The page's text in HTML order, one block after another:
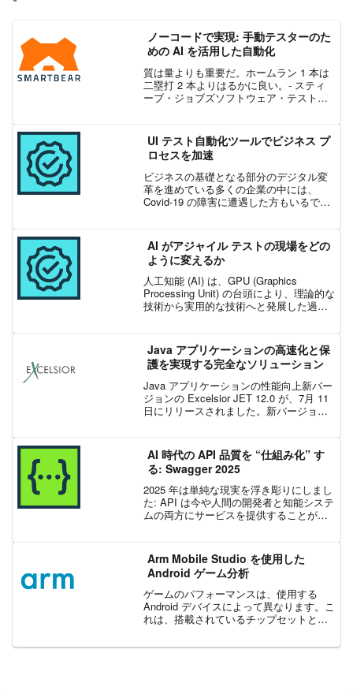
ノーコードで実現: 手動テスターのた
めの AI を活用した自動化
質は量よりも重要だ。ホームラン 1 本は
二塁打 2 本よりはるかに良い。- スティ
ーブ・ジョブズソフトウェア・テストの
ソースと厳しい締め切りの中で、高品質
な結果を出さな...
UI テスト自動化ツールでビジネス プ
ロセスを加速
ビジネスの基礎となる部分のデジタル変
革を進めている多くの企業の中には、
Covid-19 の障害に遭遇した方もいるでし
しまったかもしれません。 しかし、経済
が回復し始め...
AI がアジャイル テストの現場をどの
ように変えるか
人工知能 (AI) は、GPU (Graphics
Processing Unit) の台頭により、理論的な
技術から実用的な技術へと発展した過去
ことから、画像の中...
Java アプリケーションの高速化と保
護を実現する完全なソリューション
Java アプリケーションの性能向上新バー
ジョンの Excelsior JET 12.0 が、7月 11
日にリリースされました。新バージョン
ことができます。E...
AI 時代の API 品質を “仕組み化” す
る: Swagger 2025
2025 年は単純な現実を浮き彫りにしまし
た: API は今や人間の開発者と知能システ
ムの両方にサービスを提供することが求
ません。主要なクラウド プロバイダー
(...
Arm Mobile Studio を使用した
Android ゲーム分析
ゲームのパフォーマンスは、使用する
Android デバイスによって異なります。こ
れは、搭載されているチップセットと、
が異なるためです。Galaxy S20+ ではゲ